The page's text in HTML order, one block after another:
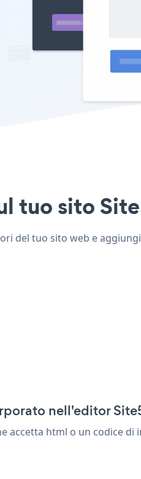
tuo sito
del tuo sito web e
nell'editor
accetta html o un codice